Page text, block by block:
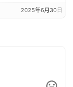
2025年6月30日